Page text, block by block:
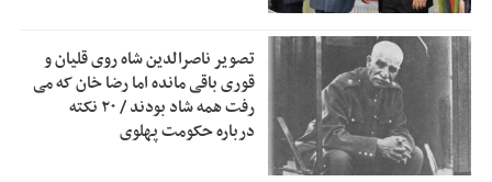
12:46 بخش دوم گفت‌وگوی پزشکیان با مردم امشب پخش می‌شود
12:33 جزئیات فعال‌سازی «کیف پول ایران» اعلام شد
حمایت از مرزنشینان نباید به زیان تولید باشد/مواد اولیه با
کولبری وارد شود
11:05 شایعه «معافیت سربازان فراری» تکذیب شد
تصویر ناصرالدین شاه روی قلیان و
قوری باقی مانده اما رضا خان که می
رفت همه شاد بودند / ۲۰ نکته
درباره حکومت پهلوی